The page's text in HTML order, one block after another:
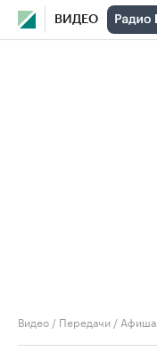
ВИДЕО
Видео / Передачи / Афиша